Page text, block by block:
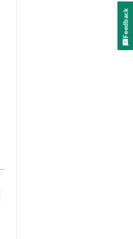
Feedback